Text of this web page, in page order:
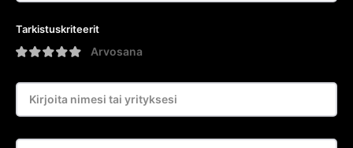
Tarkistuskriteerit
Arvosana